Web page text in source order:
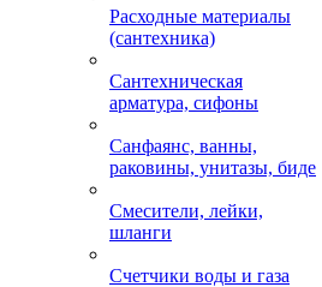
Расходные материалы
(сантехника)
Сантехническая
арматура, сифоны
Санфаянс, ванны,
раковины, унитазы, биде
Смесители, лейки,
шланги
Счетчики воды и газа